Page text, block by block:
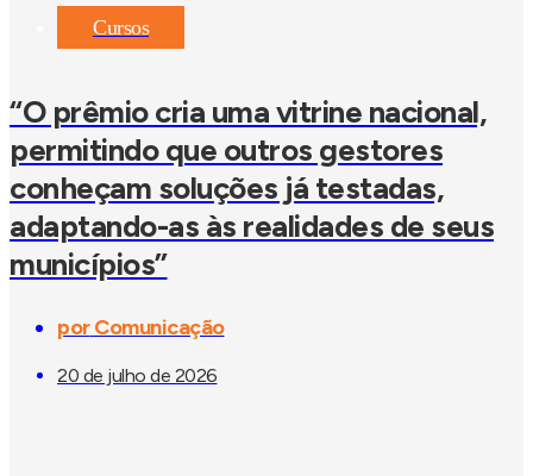
Cursos
“O prêmio cria uma vitrine nacional,
permitindo que outros gestores
conheçam soluções já testadas,
adaptando-as às realidades de seus
municípios”
porComunicação
20 de julho de 2026